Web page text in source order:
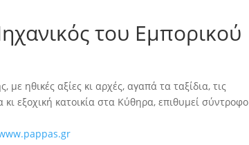
του Εμπορικού
με ηθικές αξίες κι αρχές, αγαπά τα ταξίδια, τις
εξοχική κατοικία στα Κύθηρα, επιθυμεί σύντροφο